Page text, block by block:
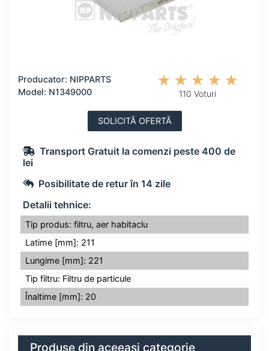
Producator: NIPPARTS
Model: N1349000
110 Voturi
SOLICITĂ OFERTĂ
Transport Gratuit la comenzi peste 400 de
lei
Posibilitate de retur în 14 zile
Detalii tehnice:
Tip produs: filtru, aer habitaclu
Latime [mm]: 211
Lungime [mm]: 221
Tip filtru: Filtru de particule
Înaltime [mm]: 20
Produse din aceeași categorie